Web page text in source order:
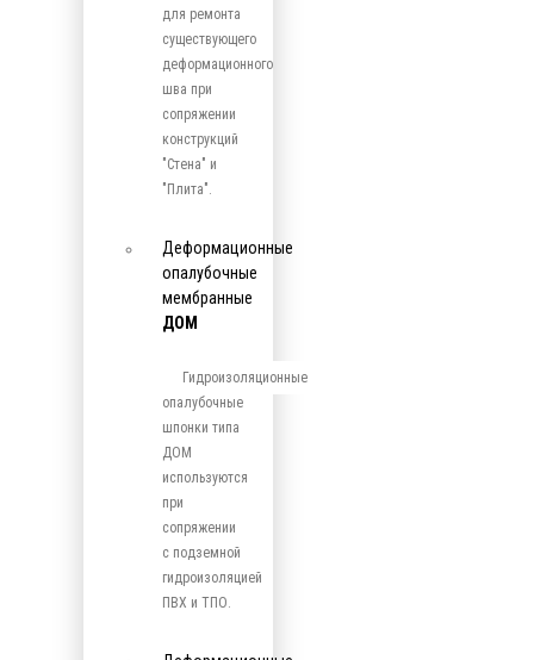
для ремонта
существующего
деформационного
шва при
сопряжении
конструкций
"Стена" и
"Плита".
Деформационные
опалубочные
мембранные
ДОМ
Гидроизоляционные
опалубочные
шпонки типа
ДОМ
используются
при
сопряжении
с подземной
гидроизоляцией
ПВХ и ТПО.